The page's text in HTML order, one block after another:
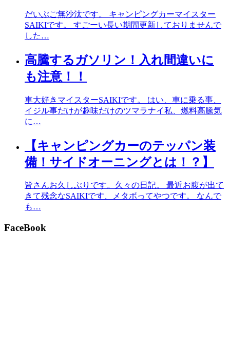
だいぶご無沙汰です。 キャンピングカーマイスター
SAIKIです。 すごーい長い期間更新しておりませんで
した…
高騰するガソリン！入れ間違いに
も注意！！
車大好きマイスターSAIKIです。 はい、車に乗る事、
イジル事だけが趣味だけのツマラナイ私、燃料高騰気
に…
【キャンピングカーのテッパン装
備！サイドオーニングとは！？】
皆さんお久しぶりです。久々の日記。 最近お腹が出て
きて残念なSAIKIです、メタボってやつです。 なんで
も…
FaceBook